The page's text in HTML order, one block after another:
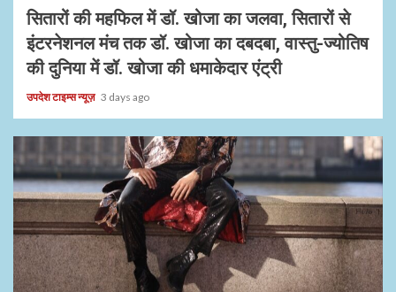
सितारों की महफिल में डॉ. खोजा का जलवा, सितारों से
इंटरनेशनल मंच तक डॉ. खोजा का दबदबा, वास्तु-ज्योतिष
की दुनिया में डॉ. खोजा की धमाकेदार एंट्री
उपदेश टाइम्स न्यूज़ 3 days ago
1 min read